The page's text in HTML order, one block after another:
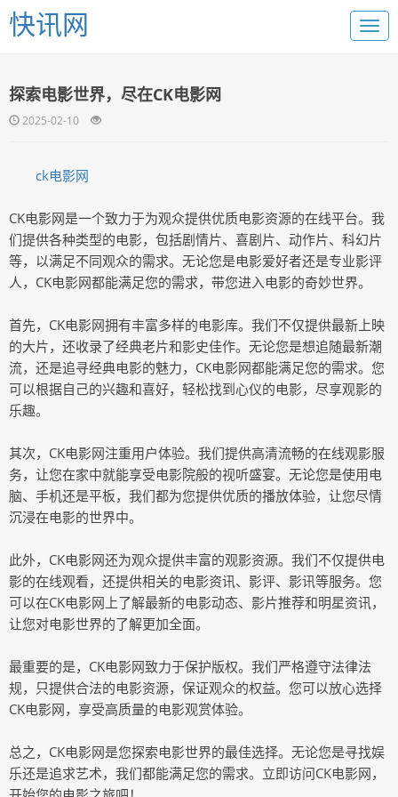
快讯网
探索电影世界，尽在CK电影网
2025-02-10
ck电影网
CK电影网是一个致力于为观众提供优质电影资源的在线平台。我
们提供各种类型的电影，包括剧情片、喜剧片、动作片、科幻片
等，以满足不同观众的需求。无论您是电影爱好者还是专业影评
人，CK电影网都能满足您的需求，带您进入电影的奇妙世界。
首先，CK电影网拥有丰富多样的电影库。我们不仅提供最新上映
的大片，还收录了经典老片和影史佳作。无论您是想追随最新潮
流，还是追寻经典电影的魅力，CK电影网都能满足您的需求。您
可以根据自己的兴趣和喜好，轻松找到心仪的电影，尽享观影的
乐趣。
其次，CK电影网注重用户体验。我们提供高清流畅的在线观影服
务，让您在家中就能享受电影院般的视听盛宴。无论您是使用电
脑、手机还是平板，我们都为您提供优质的播放体验，让您尽情
沉浸在电影的世界中。
此外，CK电影网还为观众提供丰富的观影资源。我们不仅提供电
影的在线观看，还提供相关的电影资讯、影评、影讯等服务。您
可以在CK电影网上了解最新的电影动态、影片推荐和明星资讯，
让您对电影世界的了解更加全面。
最重要的是，CK电影网致力于保护版权。我们严格遵守法律法
规，只提供合法的电影资源，保证观众的权益。您可以放心选择
CK电影网，享受高质量的电影观赏体验。
总之，CK电影网是您探索电影世界的最佳选择。无论您是寻找娱
乐还是追求艺术，我们都能满足您的需求。立即访问CK电影网，